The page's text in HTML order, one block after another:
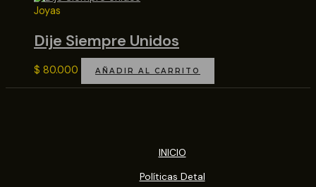
Joyas
Dije Siempre Unidos
$ 80.000 AÑADIR AL CARRITO
INICIO
Políticas Detal